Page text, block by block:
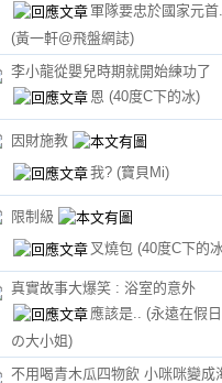
軍隊要忠於國家元首
(黃一軒@飛盤網誌)
李小龍從嬰兒時期就開始練功了
恩 (40度C下的冰)
因財施教
我? (寶貝Mi)
限制級
叉燒包 (40度C下的
真實故事大爆笑 : 浴室的意外
應該是.. (永遠在假
の大小姐)
不用喝青木瓜四物飲 小咪咪變成